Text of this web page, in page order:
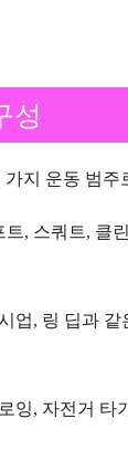
지 운동 범주
트, 스쿼트, 클
업, 링 딥과 같
잉, 자전거 타